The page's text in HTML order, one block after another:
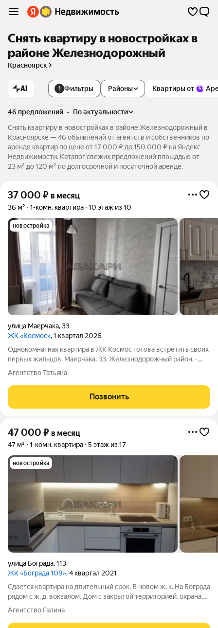
Снять квартиру в новостройках в
районе Железнодорожный
Красноярск
AI 1 Фильтры Квартиры от
Районы
46 предложений •
по актуальности
Снять квартиру в новостройках в районе Железнодорожный в
Красноярске — 46 объявлений от агентств и собственников по
аренде квартир по цене от 17 000 ₽ до 150 000 ₽ на Яндекс
Недвижимости. Каталог свежих предложений площадью от
23 м² до 120 м² по долгосрочной и посуточной аренде.
37 000 ₽ в месяц
36 м² 1-комн. квартира 10 этаж из 10
новостройка
улица Маерчака,33
ЖК «Космос», 1 квартал 2026
Однокомнатная квартира в ЖК Космос готова встретить своих
первых жильцов. Маерчака, 33. Железнодорожный район. -
Новый дом с подсветкой на фасаде, с закрытой современной
парковкой. - В доме охрана,
Агентство Татьяна
Позвонить
47 000 ₽ в месяц
47 м² 1-комн. квартира 5 этаж из 17
новостройка
улица Бограда,113
ЖК «Бограда 109», 4 квартал 2021
Сдается квартира на длительный срок. В новом ж. к. На Бограда
рядом с ж. д. вокзалом. Дом с закрытой территорией, охрана,
консьерж. В квартире качественная мебель и бытовая техника.
Агентство Галина